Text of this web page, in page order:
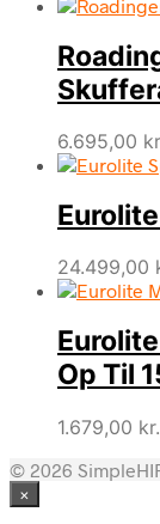
6.695,00
24.499,00
Op Til
1.679,00 kr.
© 2026
×